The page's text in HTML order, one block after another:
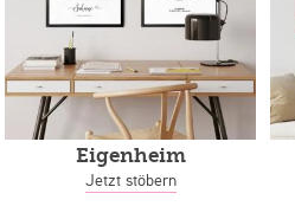
Eigenheim
Jetzt stöbern